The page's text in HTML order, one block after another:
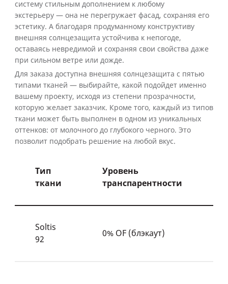
систему стильным дополнением к любому
экстерьеру — она не перегружает фасад, сохраняя его
эстетику. А благодаря продуманному конструктиву
внешняя солнцезащита устойчива к непогоде,
оставаясь невредимой и сохраняя свои свойства даже
при сильном ветре или дожде.
Для заказа доступна внешняя солнцезащита с пятью
типами тканей — выбирайте, какой подойдет именно
вашему проекту, исходя из степени прозрачности,
которую желает заказчик. Кроме того, каждый из типов
ткани может быть выполнен в одном из уникальных
оттенков: от молочного до глубокого черного. Это
позволит подобрать решение на любой вкус.
Тип
ткани
Уровень
транспарентности
Soltis
92
0% OF (блэкаут)